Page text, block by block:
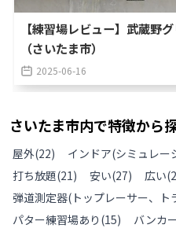
【練習場レビュー】武蔵野
（さいたま市）
2025-06-16
さいたま市内で特徴から
屋外(22) インドア(シミュレー
打ち放題(21) 安い(27) 広い
弾道測定器(トップレーサー、ト
パター練習場あり (15) バンカ